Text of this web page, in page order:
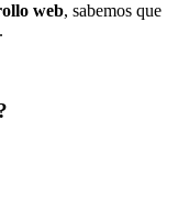
web, sabemos que